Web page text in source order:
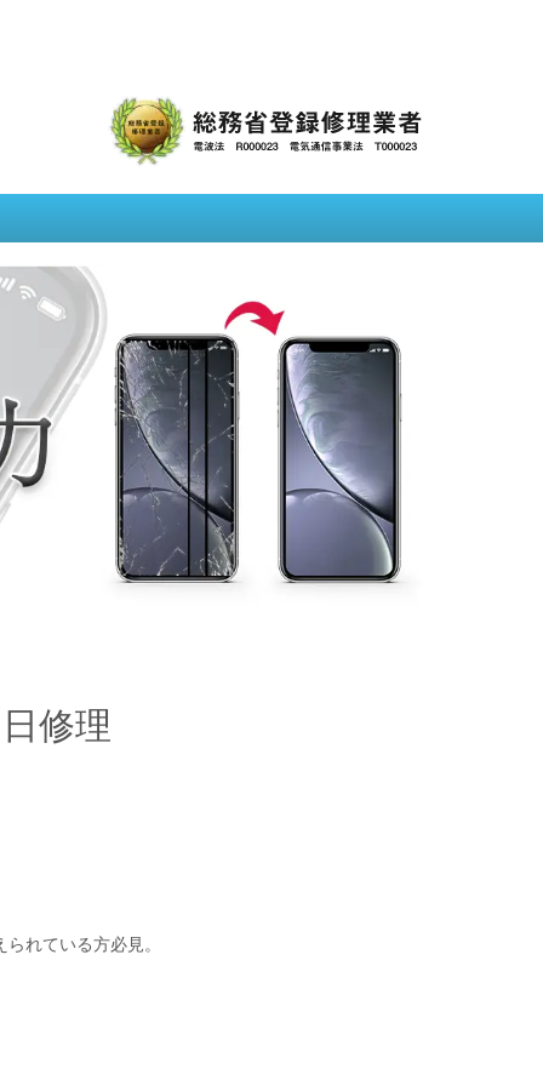
修理
れている方必見。